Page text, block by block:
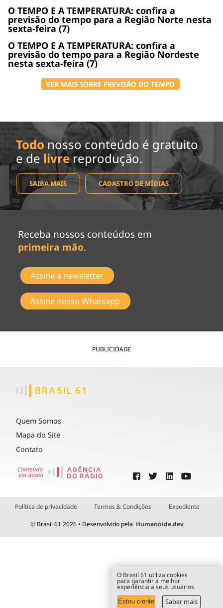
O TEMPO E A TEMPERATURA: confira a
previsão do tempo para a Região Norte nesta
sexta-feira (7)
O TEMPO E A TEMPERATURA: confira a
previsão do tempo para a Região Nordeste
nesta sexta-feira (7)
VER MAIS SOBRE PREVISÃO DO TEMPO
Todo nosso conteúdo é gratuito
e de livrereprodução.
SAIBA MAIS CADASTRO DE MÍDIAS
Receba nossos conteúdos em
primeira mão.
Assine a newsletter
Assine nosso Whatsapp
PUBLICIDADE
Quem Somos
Mapa do Site
Contato
Política de privacidade Termos & Condições Expediente
© Brasil 61 2026 • Desenvolvido pela Humanoide.dev
O Brasil 61 utiliza cookies
para garantir a melhor
experiência a seus usuários.
Estou ciente Saber mais